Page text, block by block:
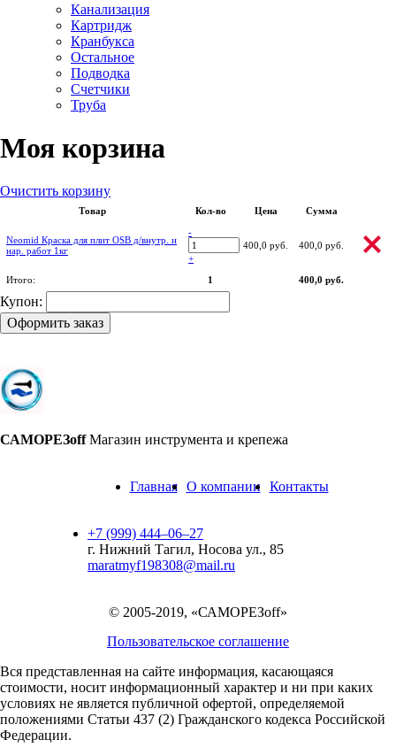
Канализация
Картридж
Кранбукса
Остальное
Подводка
Счетчики
Труба
Моя корзина
Очистить корзину
Товар Кол-во Цена Сумма
Neomid Краска для плит OSB д/внутр. и
нар. работ 1кг
-
+
400,0 руб. 400,0 руб.
Итого: 1 400,0 руб.
Купон:
Оформить заказ
САМОРЕЗoff Магазин инструмента и крепежа
Главная О компании Контакты
+7 (999) 444‒06‒27
г. Нижний Тагил, Носова ул., 85
maratmyf198308@mail.ru
© 2005-2019, «САМОРЕЗoff»
Пользовательское соглашение
Вся представленная на сайте информация, касающаяся
стоимости, носит информационный характер и ни при каких
условиях не является публичной офертой, определяемой
положениями Статьи 437 (2) Гражданского кодекса Российской
Федерации.